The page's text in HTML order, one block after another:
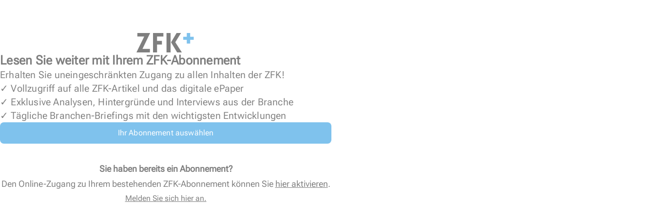
Lesen Sie weiter mit Ihrem ZFK-Abonnement
Erhalten Sie uneingeschränkten Zugang zu allen Inhalten der ZFK!
✓ Vollzugriff auf alle ZFK-Artikel und das digitale ePaper
✓ Exklusive Analysen, Hintergründe und Interviews aus der Branche
✓ Tägliche Branchen-Briefings mit den wichtigsten Entwicklungen
Ihr Abonnement auswählen
Sie haben bereits ein Abonnement?
Den Online-Zugang zu Ihrem bestehenden ZFK-Abonnement können Sie hier aktivieren.
Melden Sie sich hier an.